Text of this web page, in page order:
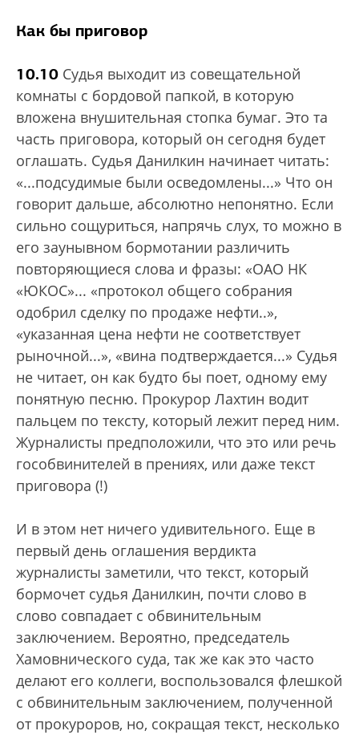
Как бы приговор
10.10 Судья выходит из совещательной
комнаты с бордовой папкой, в которую
вложена внушительная стопка бумаг. Это та
часть приговора, который он сегодня будет
оглашать. Судья Данилкин начинает читать:
«...подсудимые были осведомлены...» Что он
говорит дальше, абсолютно непонятно. Если
сильно сощуриться, напрячь слух, то можно в
его заунывном бормотании различить
повторяющиеся слова и фразы: «ОАО НК
«ЮКОС»... «протокол общего собрания
одобрил сделку по продаже нефти..»,
«указанная цена нефти не соответствует
рыночной...», «вина подтверждается...» Судья
не читает, он как будто бы поет, одному ему
понятную песню. Прокурор Лахтин водит
пальцем по тексту, который лежит перед ним.
Журналисты предположили, что это или речь
гособвинителей в прениях, или даже текст
приговора (!)
И в этом нет ничего удивительного. Еще в
первый день оглашения вердикта
журналисты заметили, что текст, который
бормочет судья Данилкин, почти слово в
слово совпадает с обвинительным
заключением. Вероятно, председатель
Хамовнического суда, так же как это часто
делают его коллеги, воспользовался флешкой
с обвинительным заключением, полученной
от прокуроров, но, сокращая текст, несколько